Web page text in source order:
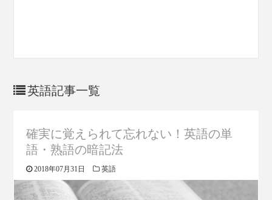
英語記事一覧
確実に覚えられて忘れない！英語の単
語・熟語の暗記法
2018年07月31日 英語